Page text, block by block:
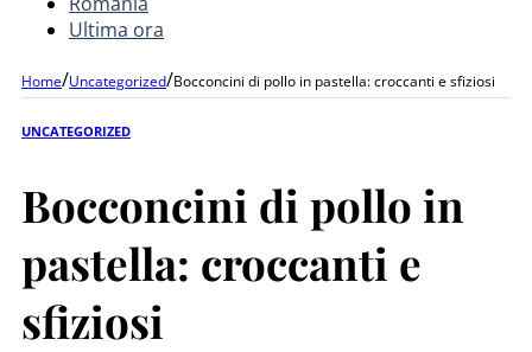
Ultima ora
Home/Uncategorized/Bocconcini di pollo in pastella: croccanti e sfiziosi
UNCATEGORIZED
Bocconcini di pollo in
pastella: croccanti e
sfiziosi